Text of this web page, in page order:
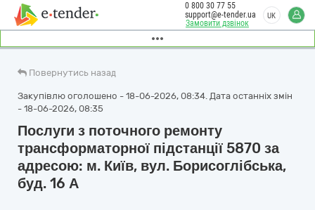
Замовити дзвінок
0 800 30 77 55
support@e-tender.ua
UK
Повернутись назад
Закупівлю оголошено - 18-06-2026, 08:34. Дата останніх змін
- 18-06-2026, 08:35
Послуги з поточного ремонту
трансформаторної підстанції 5870 за
адресою: м. Київ, вул. Борисоглібська,
буд. 16 А